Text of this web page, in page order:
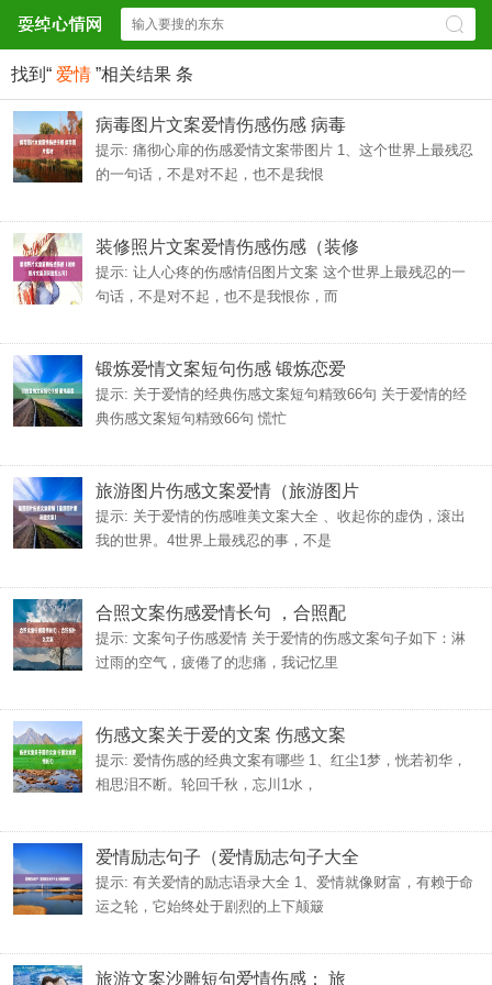
找到“ 爱情 ”相关结果 条
病毒图片文案爱情伤感伤感 病毒
提示: 痛彻心扉的伤感爱情文案带图片 1、这个世界上最残忍
的一句话，不是对不起，也不是我恨
装修照片文案爱情伤感伤感（装修
提示: 让人心疼的伤感情侣图片文案 这个世界上最残忍的一
句话，不是对不起，也不是我恨你，而
锻炼爱情文案短句伤感 锻炼恋爱
提示: 关于爱情的经典伤感文案短句精致66句 关于爱情的经
典伤感文案短句精致66句 慌忙
旅游图片伤感文案爱情（旅游图片
提示: 关于爱情的伤感唯美文案大全 、收起你的虚伪，滚出
我的世界。4世界上最残忍的事，不是
合照文案伤感爱情长句 ，合照配
提示: 文案句子伤感爱情 关于爱情的伤感文案句子如下：淋
过雨的空气，疲倦了的悲痛，我记忆里
伤感文案关于爱的文案 伤感文案
提示: 爱情伤感的经典文案有哪些 1、红尘1梦，恍若初华，
相思泪不断。轮回千秋，忘川1水，
爱情励志句子（爱情励志句子大全
提示: 有关爱情的励志语录大全 1、爱情就像财富，有赖于命
运之轮，它始终处于剧烈的上下颠簸
旅游文案沙雕短句爱情伤感： 旅